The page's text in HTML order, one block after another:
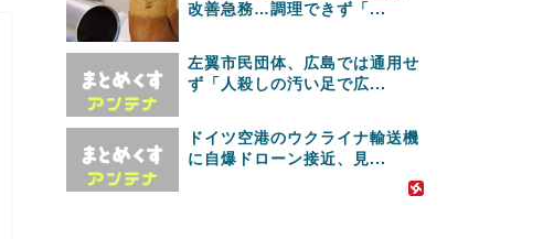
改善急務…調理できず「...
左翼市民団体、広島では通用せ
ず「人殺しの汚い足で広...
ドイツ空港のウクライナ輸送機
に自爆ドローン接近、見...